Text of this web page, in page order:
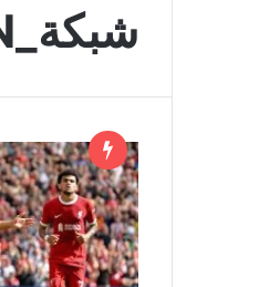
شبكة_ESPN